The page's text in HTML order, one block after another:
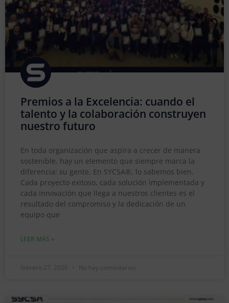
Premios a la Excelencia: cuando el
talento y la colaboración construyen
nuestro futuro
En toda organización que aspira a crecer de manera
sostenible, hay un elemento que siempre marca la
diferencia: su gente. En SYCSA®, lo sabemos bien.
Cada proyecto exitoso, cada solución implementada y
cada innovación que llega a nuestros clientes es el
resultado del compromiso y la dedicación de un
equipo que
LEER MÁS »
febrero 27, 2026 No hay comentarios